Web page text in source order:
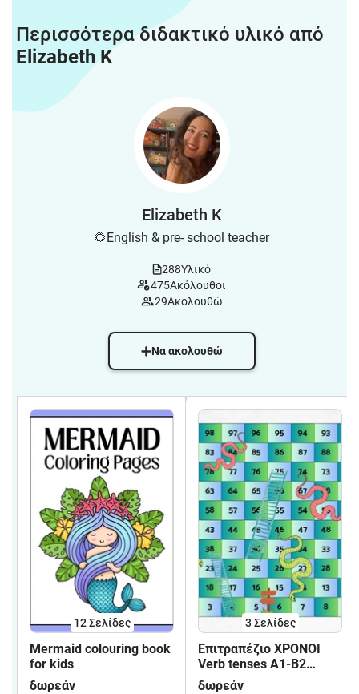
Περισσότερα διδακτικό υλικό από
Elizabeth K
Elizabeth K
🌻English & pre- school teacher
288Υλικό
475Ακόλουθοι
29Ακολουθώ
Να ακολουθώ
12Σελίδες
Mermaid colouring book
for kids
δωρεάν
3 Σελίδες
Επιτραπέζιο ΧΡΟΝΟΙ
Verb tenses A1-B2
Board Game
δωρεάν